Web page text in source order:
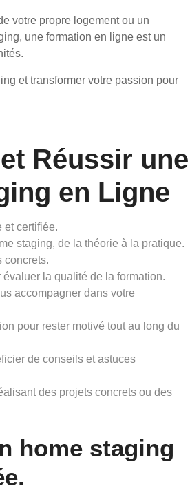
votre propre logement ou un
une formation en ligne est un
et transformer votre passion pour
Réussir une
en Ligne
et certifiée.
staging, de la théorie à la pratique.
concrets.
la qualité de la formation.
accompagner dans votre
pour rester motivé tout au long du
de conseils et astuces
des projets concrets ou des
home staging